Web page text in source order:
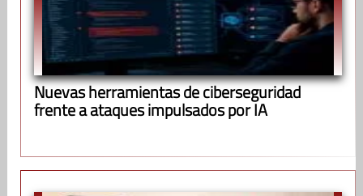
Nuevas herramientas de ciberseguridad
frente a ataques impulsados por IA